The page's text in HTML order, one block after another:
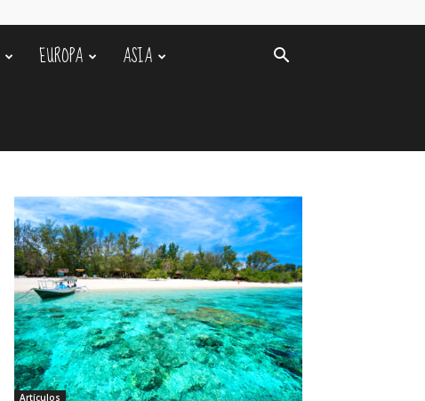
EUROPA
ASIA
Artículos